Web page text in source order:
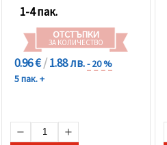
1-4 пак.
ОТСТЪПКИ
ЗА КОЛИЧЕСТВО
0.96 €/1.88 лв.- 20 %
5 пак. +